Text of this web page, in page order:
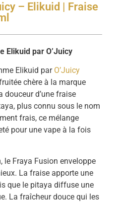
– Elikuid | Fraise
Elikuid par O’Juicy
Elikuid par O’Juicy
chère à la marque
douceur d’une fraise
plus connu sous le nom
frais, ce mélange
pour une vape à la fois
le Fraya Fusion enveloppe
La fraise apporte une
que le pitaya diffuse une
La fraîcheur douce qui les